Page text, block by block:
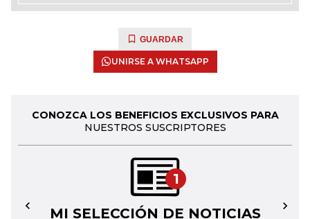
GUARDAR
UNIRSE A WHATSAPP
CONOZCA LOS BENEFICIOS EXCLUSIVOS PARA
NUESTROS SUSCRIPTORES
1
MI SELECCIÓN DE NOTICIAS
← →